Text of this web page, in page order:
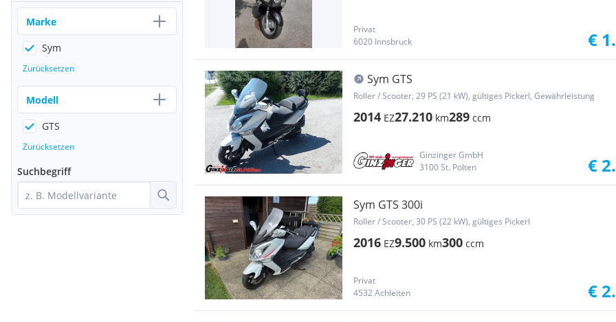
Privat
6020 Innsbruck
€
Sym GTS
Roller / Scooter, 29 PS (21 kW), gültiges Pickerl, Gewährleistung
2014 EZ27.210 km289 ccm
Ginzinger GmbH
3100 St. Pölten
€
Sym GTS 300i
Roller / Scooter, 30 PS (22 kW), gültiges Pickerl
2016 EZ9.500 km300 ccm
Privat
4532 Achleiten
€
Marke
Sym
Zurücksetzen
Modell
GTS
Zurücksetzen
Suchbegriff